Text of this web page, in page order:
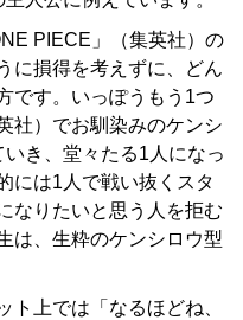
PIECE」（集英社）の
に損得を考えずに、どん
です。いっぽうもう1つ
社）でお馴染みのケンシ
き、堂々たる1人になっ
には1人で戦い抜くスタ
なりたいと思う人を拒む
は、生粋のケンシロウ型
ト上では「なるほどね、